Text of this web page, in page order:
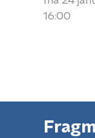
16:00